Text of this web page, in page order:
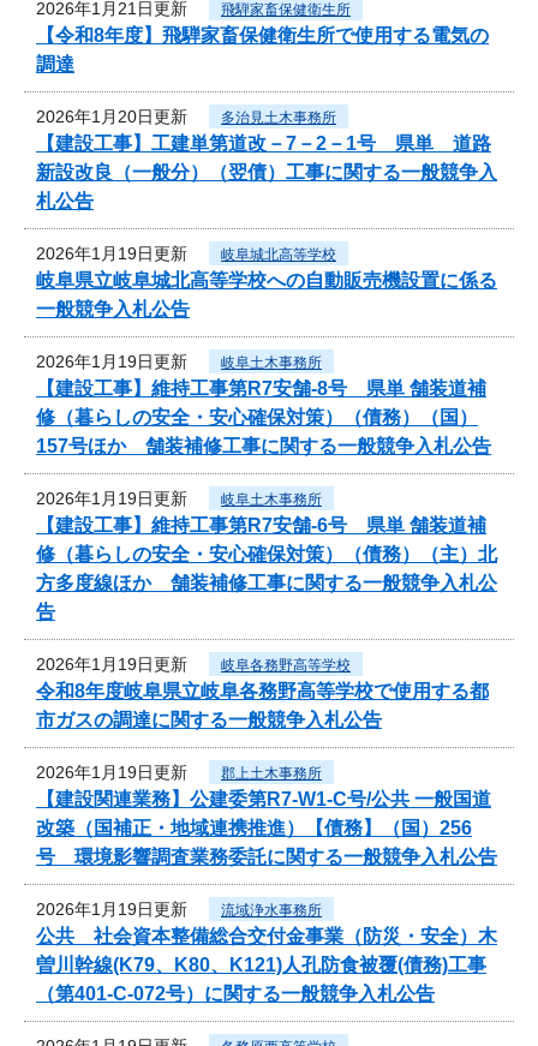
2026年1月21日更新 飛騨家畜保健衛生所
【令和8年度】飛騨家畜保健衛生所で使用する電気の
調達
2026年1月20日更新 多治見土木事務所
【建設工事】工建単第道改－7－2－1号 県単 道路
新設改良（一般分）（翌債）工事に関する一般競争入
札公告
2026年1月19日更新 岐阜城北高等学校
岐阜県立岐阜城北高等学校への自動販売機設置に係る
一般競争入札公告
2026年1月19日更新 岐阜土木事務所
【建設工事】維持工事第R7安舗-8号 県単 舗装道補
修（暮らしの安全・安心確保対策）（債務）（国）
157号ほか 舗装補修工事に関する一般競争入札公告
2026年1月19日更新 岐阜土木事務所
【建設工事】維持工事第R7安舗-6号 県単 舗装道補
修（暮らしの安全・安心確保対策）（債務）（主）北
方多度線ほか 舗装補修工事に関する一般競争入札公
告
2026年1月19日更新 岐阜各務野高等学校
令和8年度岐阜県立岐阜各務野高等学校で使用する都
市ガスの調達に関する一般競争入札公告
2026年1月19日更新 郡上土木事務所
【建設関連業務】公建委第R7-W1-C号/公共 一般国道
改築（国補正・地域連携推進）【債務】（国）256
号 環境影響調査業務委託に関する一般競争入札公告
2026年1月19日更新 流域浄水事務所
公共 社会資本整備総合交付金事業（防災・安全）木
曽川幹線(K79、K80、K121)人孔防食被覆(債務)工事
（第401-C-072号）に関する一般競争入札公告